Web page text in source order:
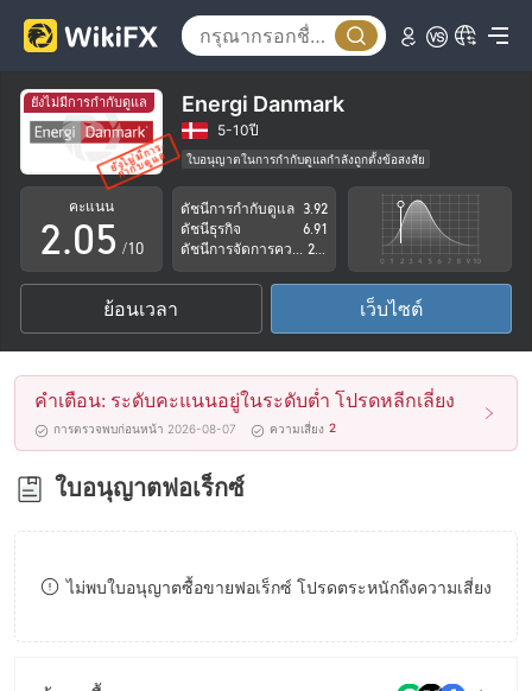
ยังไม่มีการกำกับดูแล Energi Danmark
5-10ปี
ใบอนุญาตในการกำกับดูแลกำลังถูกตั้งข้อสงสัย
กลุ่มธุรกิจที่ต้องสงสัย
ระวังความเสี่ยงอันตรายที่อาจจะซ่อนอยู่
คะแนน
0
1
2
3
4
5
6
7
8
9
.0
1
2
3
4
5
6
7
1
2
3
4
5
6
7
8
9
/10
ดัชนีการกำกับดูแล 3.92
ดัชนีธุรกิจ
6.91
ย้อนเวลา เว็บไซต์
คำเตือน: ระดับคะแนนอยู่ในระดับต่ำ โปรดหลีกเลี่ยง
การตรวจพบก่อนหน้า 2026-08-07 ความเสี่ยง 2
ใบอนุญาตฟอเร็กซ์
ไม่พบใบอนุญาตซื้อขายฟอเร็กซ์ โปรดตระหนักถึงความเสี่ยง